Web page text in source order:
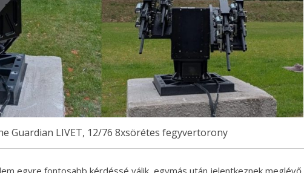
Guardian LIVET, 12/76 8xsörétes fegyvertorony
egyre fontosabb kérdéssé válik, egymás után jelentkeznek meglévő,